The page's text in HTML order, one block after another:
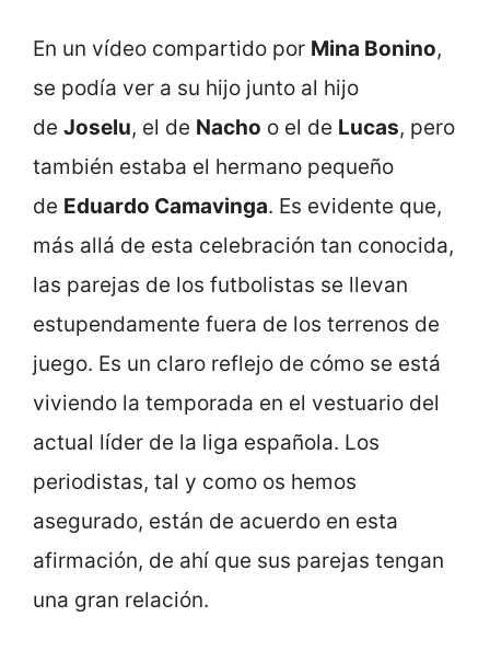
En un vídeo compartido por Mina Bonino,
se podía ver a su hijo junto al hijo
de Joselu, el de Nacho o el de Lucas, pero
también estaba el hermano pequeño
de Eduardo Camavinga. Es evidente que,
más allá de esta celebración tan conocida,
las parejas de los futbolistas se llevan
estupendamente fuera de los terrenos de
juego. Es un claro reflejo de cómo se está
viviendo la temporada en el vestuario del
actual líder de la liga española. Los
periodistas, tal y como os hemos
asegurado, están de acuerdo en esta
afirmación, de ahí que sus parejas tengan
una gran relación.